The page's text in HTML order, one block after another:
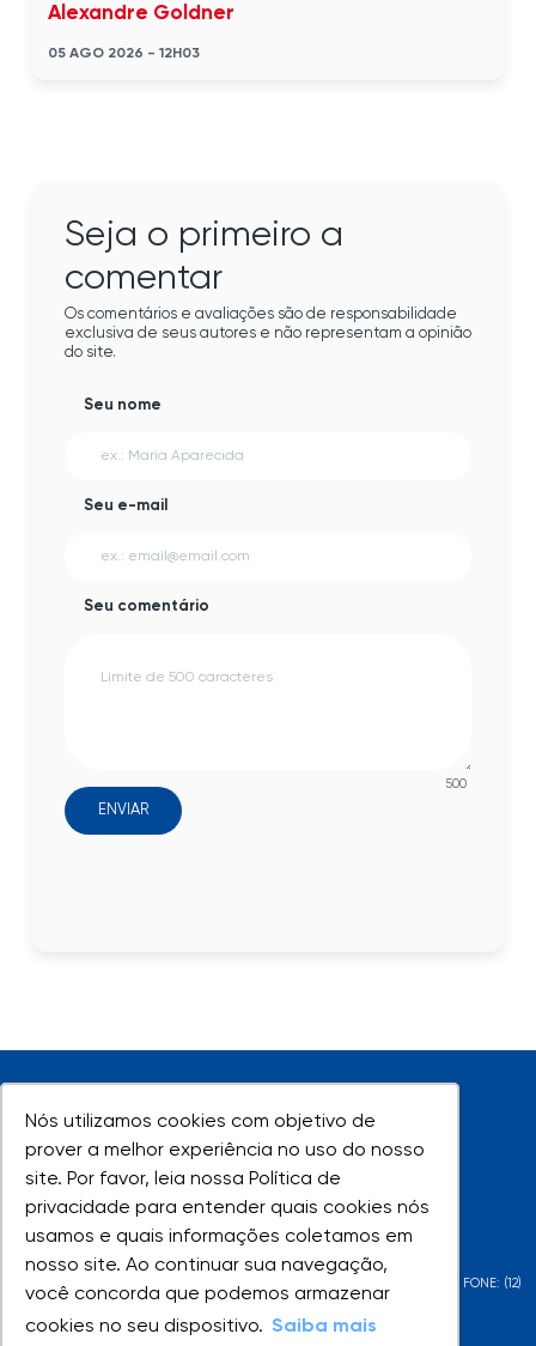
Nós utilizamos cookies com objetivo de
prover a melhor experiência no uso do nosso
site. Por favor, leia nossa Política de
privacidade para entender quais cookies nós
usamos e quais informações coletamos em
nosso site. Ao continuar sua navegação,
você concorda que podemos armazenar
cookies no seu dispositivo. Saiba mais
Nós utilizamos cookies com objetivo de
prover a melhor experiência no uso do nosso
site. Por favor, leia nossa Política de
privacidade para entender quais cookies nós
usamos e quais informações coletamos em
nosso site. Ao continuar sua navegação,
você concorda que podemos armazenar
cookies no seu dispositivo. Saiba mais
Alexandre Goldner
05 AGO 2026 - 12H03
Seja o primeiro a
comentar
Os comentários e avaliações são de responsabilidade
exclusiva de seus autores e não representam a opinião
do site.
Seu nome
Seu e-mail
Seu comentário
500
ENVIAR
UNIVAP - Todos os direitos reservados
AV. SHISHIMA HIFUMI, 2911 - URBANOVA - SÃO JOSÉ DOS CAMPOS - SP - FONE: (12)